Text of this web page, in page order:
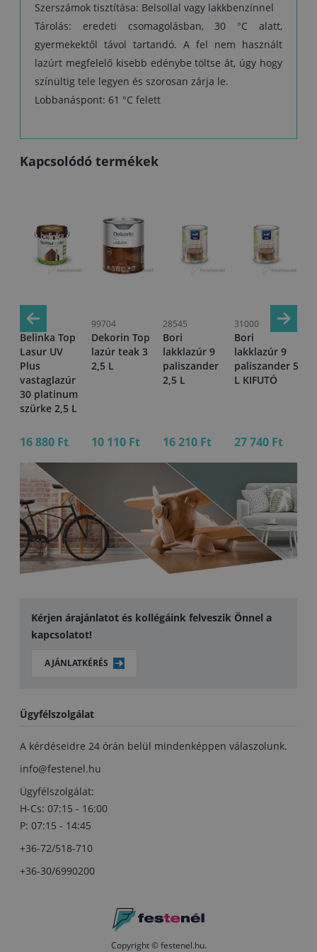
Szerszámok tisztítása: Belsollal vagy lakkbenzínnel
Tárolás: eredeti csomagolásban, 30 °C alatt,
gyermekektől távol tartandó. A fel nem használt
lazúrt megfelelő kisebb edénybe töltse át, úgy hogy
színültig tele legyen és szorosan zárja le.
Lobbanáspont: 61 °C felett
Kapcsolódó termékek
68432
Belinka Top
Lasur UV
Plus
vastaglazúr
30 platinum
szürke 2,5 L
16 880 Ft
99704
Dekorin Top
lazúr teak 3
2,5 L
10 110 Ft
28545
Bori
lakklazúr 9
paliszander
2,5 L
16 210 Ft
31000
Bori
lakklazúr 9
paliszander 5
L KIFUTÓ
27 740 Ft
Kérjen árajánlatot és kollégáink felveszik Önnel a
kapcsolatot!
AJÁNLATKÉRÉS
Ügyfélszolgálat
A kérdéseidre 24 órán belül mindenképpen válaszolunk.
info@festenel.hu
Ügyfélszolgálat:
H-Cs: 07:15 - 16:00
P: 07:15 - 14:45
+36-72/518-710
+36-30/6990200
Copyright © festenel.hu.